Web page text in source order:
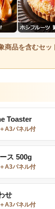
商品を含むセッ
Toaster
A3パネル付
ス 500g
A3パネル付
せ
A3パネル付